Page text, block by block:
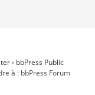
› bbPress Public
à : bbPress Forum